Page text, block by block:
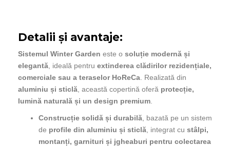
Detalii și avantaje:
Sistemul Winter Garden este o soluție modernă și
elegantă , ideală pentru extinderea clădirilor rezidențiale,
comerciale sau a teraselor HoReCa . Realizată din
aluminiu și sticlă , această copertină oferă protecție,
lumină naturală și un design premium
Construcție solidă și durabilă , bazată pe un sistem
de profile din aluminiu și sticlă , integrat cu stâlpi,
montanți, garnituri și jgheaburi pentru colectarea